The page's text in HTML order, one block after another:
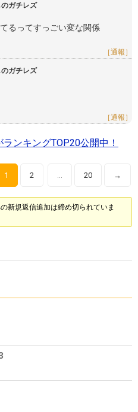
ガチレズ
るってすっごい変な関係
［通報］
ガチレズ
［通報］
ンキングTOP20公開中！
1 2 … 20 →
新規返信追加は締め切られていま